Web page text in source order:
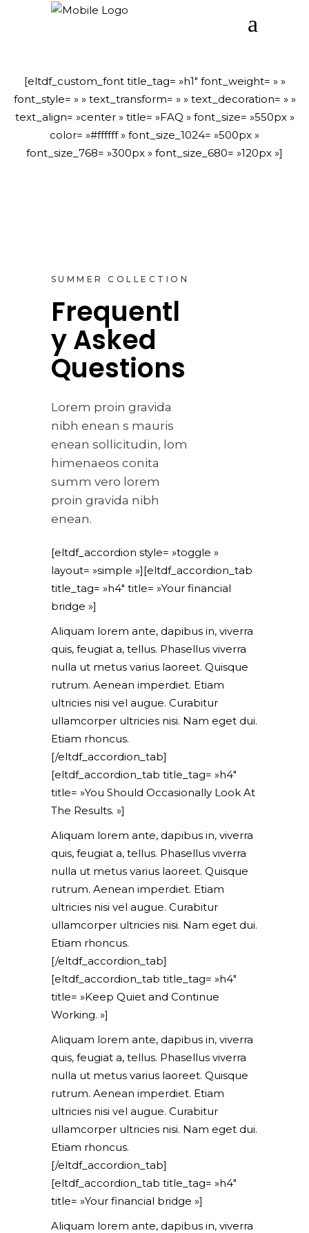
[eltdf_custom_font title_tag= »h1″ font_weight= » »
font_style= » » text_transform= » » text_decoration= » »
text_align= »center » title= »FAQ » font_size= »550px »
color= »#ffffff » font_size_1024= »500px »
font_size_768= »300px » font_size_680= »120px »]
SUMMER COLLECTION
Frequentl
y Asked
Questions
Lorem proin gravida
nibh enean s mauris
enean sollicitudin, lom
himenaeos conita
summ vero lorem
proin gravida nibh
enean.
[eltdf_accordion style= »toggle »
layout= »simple »][eltdf_accordion_tab
title_tag= »h4″ title= »Your financial
bridge »]
Aliquam lorem ante, dapibus in, viverra
quis, feugiat a, tellus. Phasellus viverra
nulla ut metus varius laoreet. Quisque
rutrum. Aenean imperdiet. Etiam
ultricies nisi vel augue. Curabitur
ullamcorper ultricies nisi. Nam eget dui.
Etiam rhoncus.
[/eltdf_accordion_tab]
[eltdf_accordion_tab title_tag= »h4″
title= »You Should Occasionally Look At
The Results. »]
Aliquam lorem ante, dapibus in, viverra
quis, feugiat a, tellus. Phasellus viverra
nulla ut metus varius laoreet. Quisque
rutrum. Aenean imperdiet. Etiam
ultricies nisi vel augue. Curabitur
ullamcorper ultricies nisi. Nam eget dui.
Etiam rhoncus.
[/eltdf_accordion_tab]
[eltdf_accordion_tab title_tag= »h4″
title= »Keep Quiet and Continue
Working. »]
Aliquam lorem ante, dapibus in, viverra
quis, feugiat a, tellus. Phasellus viverra
nulla ut metus varius laoreet. Quisque
rutrum. Aenean imperdiet. Etiam
ultricies nisi vel augue. Curabitur
ullamcorper ultricies nisi. Nam eget dui.
Etiam rhoncus.
[/eltdf_accordion_tab]
[eltdf_accordion_tab title_tag= »h4″
title= »Your financial bridge »]
Aliquam lorem ante, dapibus in, viverra